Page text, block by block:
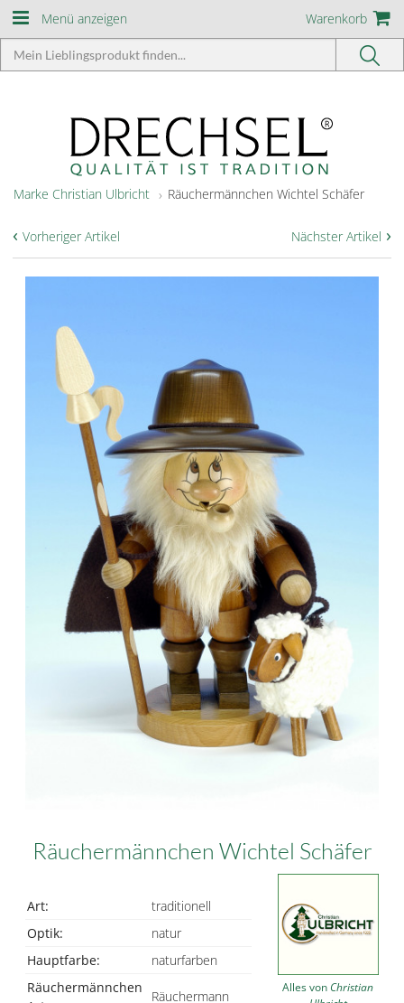
Menü anzeigen Warenkorb
Marke Christian Ulbricht Räuchermännchen Wichtel Schäfer
Nächster Artikel ›
‹ Vorheriger Artikel
Räuchermännchen Wichtel Schäfer
Art:
traditionell
Optik:
natur
Hauptfarbe:
naturfarben
Räuchermännchen
Räuchermann
Alles von Christian